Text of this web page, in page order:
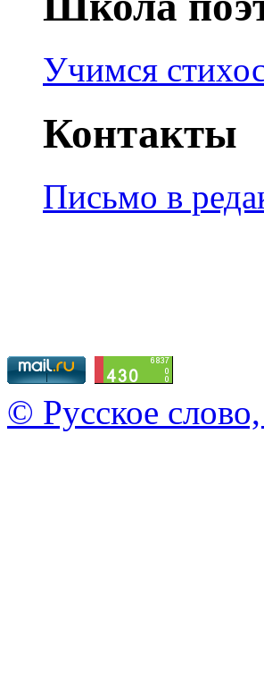
Учимся
Контакты
Письмо в
© Русское